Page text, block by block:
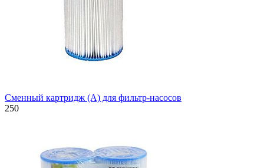
Сменный картридж (A) для фильтр-насосов
250